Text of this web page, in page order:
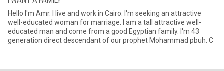
Hello I'm Amr. I live and work in Cairo. I'm seeking an attractive
well-educated woman for marriage. I am a tall attractive well-
educated man and come from a good Egyptian family. I'm 43
generation direct descendant of our prophet Mohammad pbuh. C